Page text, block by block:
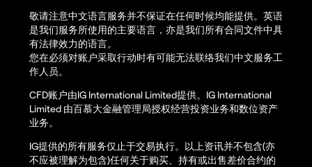
敬请注意中文语言服务并不保证在任何时候均能提供。英语
是我们服务所使用的主要语言，亦是我们所有合同文件中具
有法律效力的语言。
您在必须对账户采取行动时有可能无法联络我们中文服务工
作人员。
CFD账户由IG International Limited提供。IG International
Limited 由百慕大金融管理局授权经营投资业务和数位资产
业务。
IG提供的所有服务仅止于交易执行。以上资讯并不包含(亦
不应被理解为包含)任何关于购买、持有或出售差价合约的